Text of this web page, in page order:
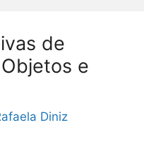
de
e
Diniz